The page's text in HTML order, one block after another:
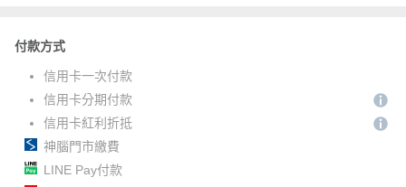
付款方式
信用卡一次付款
信用卡分期付款
信用卡紅利折抵
神腦門市繳費
LINE Pay付款